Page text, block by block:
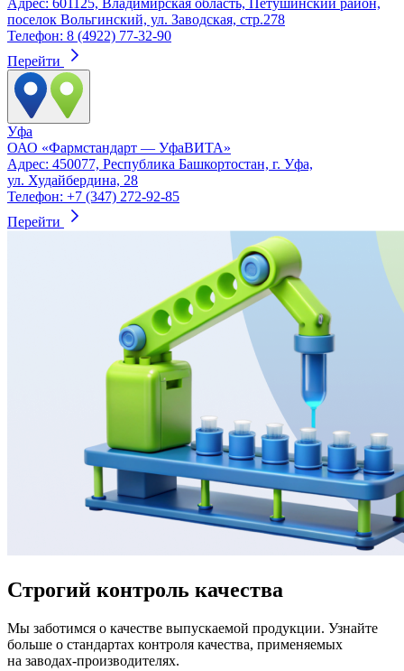
Адрес: 601125, Владимирская область, Петушинский район,
поселок Вольгинский, ул. Заводская, стр.278
Телефон: 8 (4922) 77-32-90
Перейти
Уфа
ОАО «Фармстандарт — УфаВИТА»
Адрес: 450077, Республика Башкортостан, г. Уфа,
ул. Худайбердина, 28
Телефон: +7 (347) 272-92-85
Перейти
Строгий контроль качества
Мы заботимся о качестве выпускаемой продукции. Узнайте
больше о стандартах контроля качества, применяемых
на заводах-производителях.